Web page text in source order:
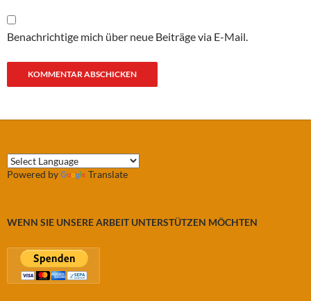
Benachrichtige mich über neue Beiträge via E-Mail.
Powered by Translate
WENN SIE UNSERE ARBEIT UNTERSTÜTZEN MÖCHTEN